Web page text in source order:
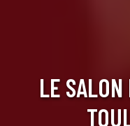
LE